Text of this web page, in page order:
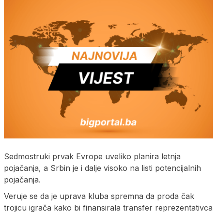
Sedmostruki prvak Evrope uveliko planira letnja
pojačanja, a Srbin je i dalje visoko na listi potencijalnih
pojačanja.
Veruje se da je uprava kluba spremna da proda čak
trojicu igrača kako bi finansirala transfer reprezentativca